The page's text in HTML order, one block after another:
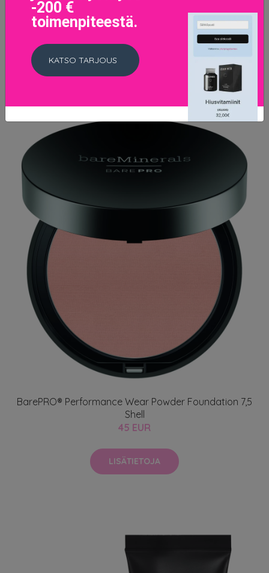
39.5 EUR
LISÄTIETOJA
BarePRO® Performance Wear Powder Foundation 7,5
Shell
45 EUR
LISÄTIETOJA
-200 €
toimenpiteestä.
KATSO TARJOUS